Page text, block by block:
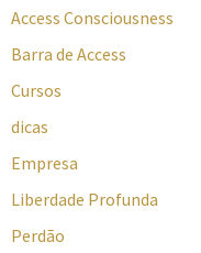
Access Consciousness
Barra de Access
Cursos
dicas
Empresa
Liberdade Profunda
Perdão